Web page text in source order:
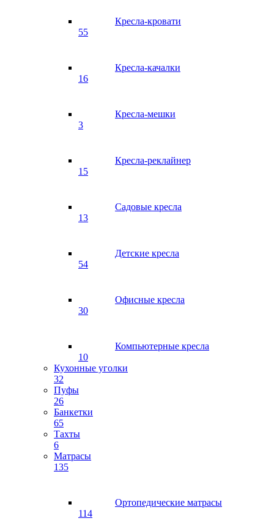
Кресла-кровати
55
Кресла-качалки
16
Кресла-мешки
3
Кресла-реклайнер
15
Садовые кресла
13
Детские кресла
54
Офисные кресла
30
Компьютерные кресла
10
Кухонные уголки
32
Пуфы
26
Банкетки
65
Тахты
6
Матрасы
135
Ортопедические матрасы
114